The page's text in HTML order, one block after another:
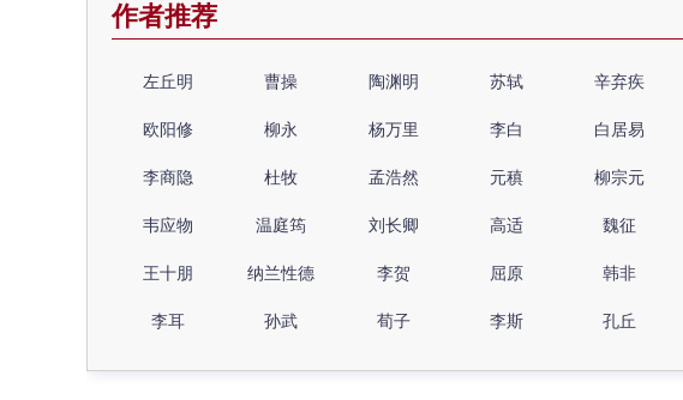
作者推荐
左丘明 曹操 陶渊明 苏轼 辛弃疾
欧阳修 柳永 杨万里 李白 白居易
李商隐 杜牧 孟浩然 元稹 柳宗元
韦应物 温庭筠 刘长卿 高适 魏征
王十朋 纳兰性德 李贺 屈原 韩非
李耳 孙武 荀子 李斯 孔丘